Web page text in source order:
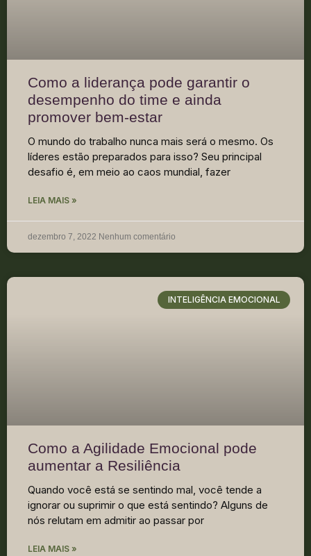
Como a liderança pode garantir o
desempenho do time e ainda
promover bem-estar
O mundo do trabalho nunca mais será o mesmo. Os
líderes estão preparados para isso? Seu principal
desafio é, em meio ao caos mundial, fazer
LEIA MAIS »
dezembro 7, 2022 Nenhum comentário
INTELIGÊNCIA EMOCIONAL
Como a Agilidade Emocional pode
aumentar a Resiliência
Quando você está se sentindo mal, você tende a
ignorar ou suprimir o que está sentindo? Alguns de
nós relutam em admitir ao passar por
LEIA MAIS »